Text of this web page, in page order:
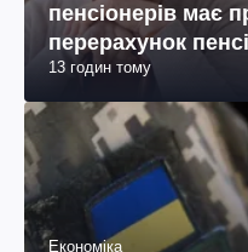
пенсіонерів має
перерахунок
13 годин тому
Економіка